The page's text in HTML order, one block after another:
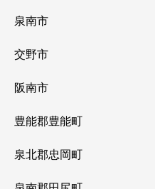
泉南市
交野市
阪南市
豊能郡豊能町
泉北郡忠岡町